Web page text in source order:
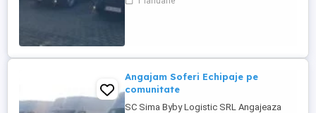
Renault Se face toată Europa Nu se
0740816788 ...
Angajam Soferi Echipaje pe
comunitate
SC Sima Byby Logistic SRL Angajeaza